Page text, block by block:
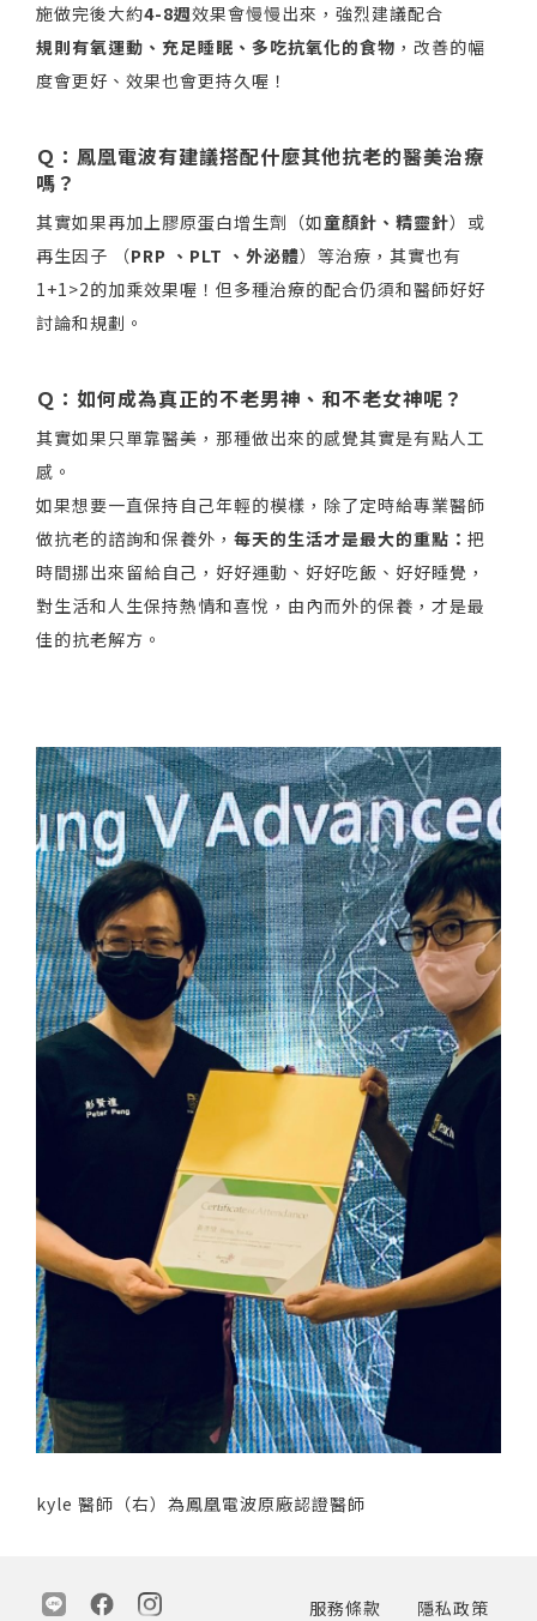
施做完後大約4-8週效果會慢慢出來，強烈建議配合
規則有氧運動、充足睡眠、多吃抗氧化的食物 ，改善的幅
度會更好、效果也會更持久喔！
Ｑ：鳳凰電波有建議搭配什麼其他抗老的醫美治療
嗎？
其實如果再加上膠原蛋白增生劑（如童顏針、精靈針）或
再生因子 （PRP 、PLT 、外泌體）等治療，其實也有
1+1>2的加乘效果喔！但多種治療的配合仍須和醫師好好
討論和規劃。
Ｑ：如何成為真正的不老男神、和不老女神呢？
其實如果只單靠醫美，那種做出來的感覺其實是有點人工
感。
如果想要一直保持自己年輕的模樣，除了定時給專業醫師
做抗老的諮詢和保養外， 每天的生活才是最大的重點： 把
時間挪出來留給自己，好好運動、好好吃飯、好好睡覺，
對生活和人生保持熱情和喜悅，由內而外的保養，才是最
佳的抗老解方。
kyle 醫師（右）為鳳凰電波原廠認證醫師
服務條款 隱私政策